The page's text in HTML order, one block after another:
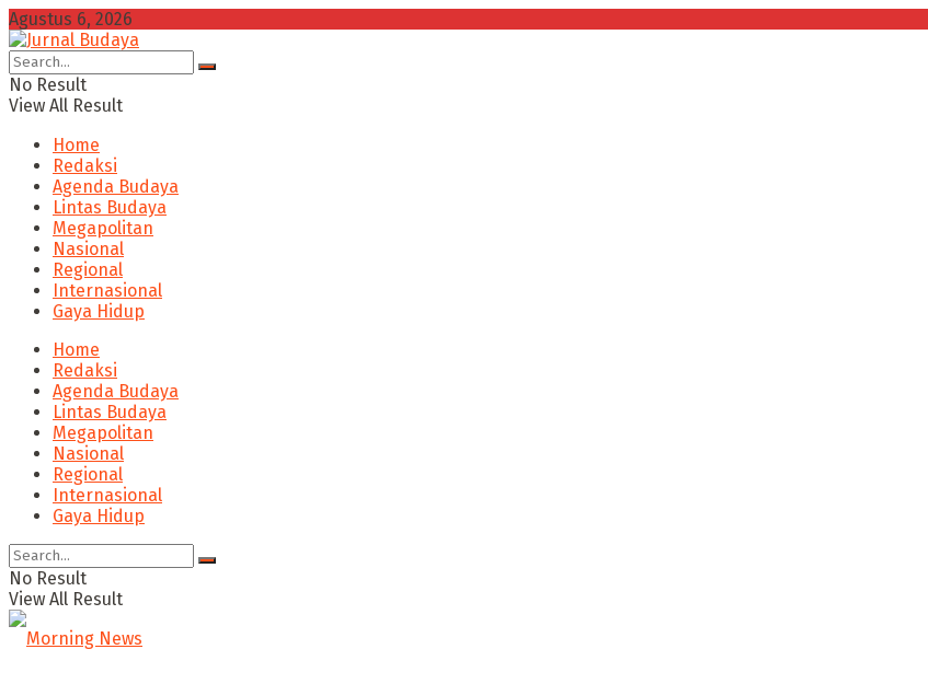
Agustus 6, 2026
No Result
View All Result
Home
Redaksi
Agenda Budaya
Lintas Budaya
Megapolitan
Nasional
Regional
Internasional
Gaya Hidup
Home
Redaksi
Agenda Budaya
Lintas Budaya
Megapolitan
Nasional
Regional
Internasional
Gaya Hidup
No Result
View All Result